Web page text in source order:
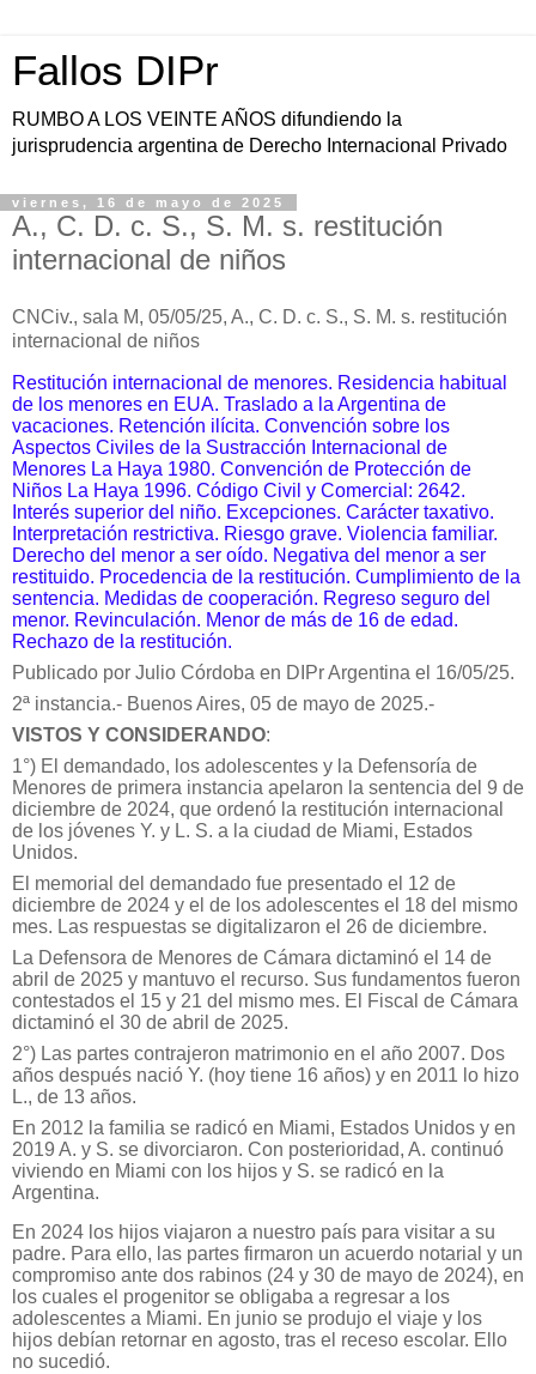
Fallos DIPr
RUMBO A LOS VEINTE AÑOS difundiendo la
jurisprudencia argentina de Derecho Internacional Privado
viernes, 16 de mayo de 2025
A., C. D. c. S., S. M. s. restitución
internacional de niños
CNCiv., sala M, 05/05/25, A., C. D. c. S., S. M. s. restitución
internacional de niños
Restitución internacional de menores. Residencia habitual
de los menores en EUA. Traslado a la Argentina de
vacaciones. Retención ilícita. Convención sobre los
Aspectos Civiles de la Sustracción Internacional de
Menores La Haya 1980. Convención de Protección de
Niños La Haya 1996. Código Civil y Comercial: 2642.
Interés superior del niño. Excepciones. Carácter taxativo.
Interpretación restrictiva. Riesgo grave. Violencia familiar.
Derecho del menor a ser oído. Negativa del menor a ser
restituido. Procedencia de la restitución. Cumplimiento de la
sentencia. Medidas de cooperación. Regreso seguro del
menor. Revinculación. Menor de más de 16 de edad.
Rechazo de la restitución.
Publicado por Julio Córdoba en DIPr Argentina el 16/05/25.
2ª instancia.- Buenos Aires, 05 de mayo de 2025.-
VISTOS Y CONSIDERANDO:
1°) El demandado, los adolescentes y la Defensoría de
Menores de primera instancia apelaron la sentencia del 9 de
diciembre de 2024, que ordenó la restitución internacional
de los jóvenes Y. y L. S. a la ciudad de Miami, Estados
Unidos.
El memorial del demandado fue presentado el 12 de
diciembre de 2024 y el de los adolescentes el 18 del mismo
mes. Las respuestas se digitalizaron el 26 de diciembre.
La Defensora de Menores de Cámara dictaminó el 14 de
abril de 2025 y mantuvo el recurso. Sus fundamentos fueron
contestados el 15 y 21 del mismo mes. El Fiscal de Cámara
dictaminó el 30 de abril de 2025.
2°) Las partes contrajeron matrimonio en el año 2007. Dos
años después nació Y. (hoy tiene 16 años) y en 2011 lo hizo
L., de 13 años.
En 2012 la familia se radicó en Miami, Estados Unidos y en
2019 A. y S. se divorciaron. Con posterioridad, A. continuó
viviendo en Miami con los hijos y S. se radicó en la
Argentina.
En 2024 los hijos viajaron a nuestro país para visitar a su
padre. Para ello, las partes firmaron un acuerdo notarial y un
compromiso ante dos rabinos (24 y 30 de mayo de 2024), en
los cuales el progenitor se obligaba a regresar a los
adolescentes a Miami. En junio se produjo el viaje y los
hijos debían retornar en agosto, tras el receso escolar. Ello
no sucedió.